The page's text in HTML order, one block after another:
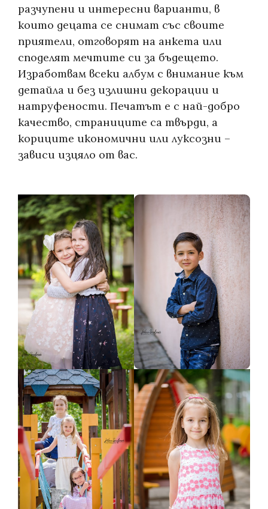
разчупени и интересни варианти, в
които децата се снимат със своите
приятели, отговорят на анкета или
споделят мечтите си за бъдещето.
Изработвам всеки албум с внимание към
детайла и без излишни декорации и
натруфености. Печатът е с най-добро
качество, страниците са твърди, а
кориците икономични или луксозни –
зависи изцяло от вас.